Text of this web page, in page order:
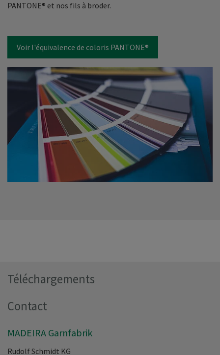
PANTONE® et nos fils à broder.
Voir l'équivalence de coloris PANTONE®
Téléchargements
Contact
MADEIRA Garnfabrik
Rudolf Schmidt KG